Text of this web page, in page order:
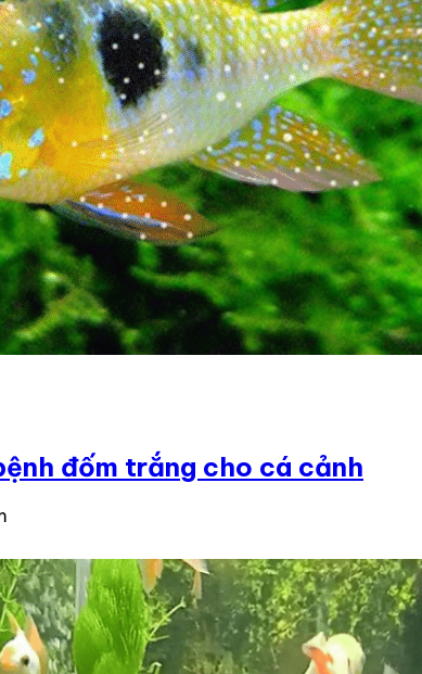
đốm trắng cho cá cảnh